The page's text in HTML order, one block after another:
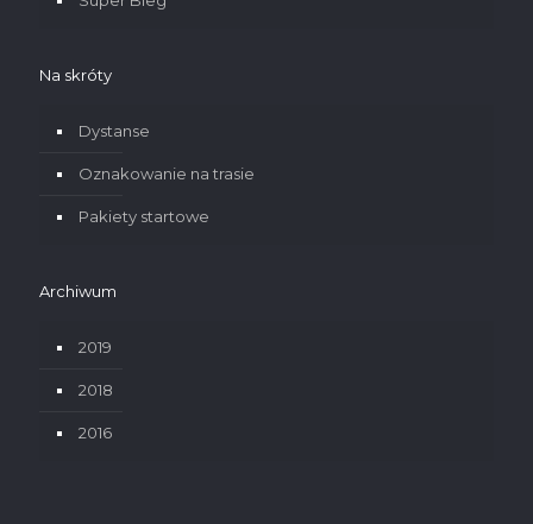
Na skróty
Dystanse
Oznakowanie na trasie
Pakiety startowe
Archiwum
2019
2018
2016